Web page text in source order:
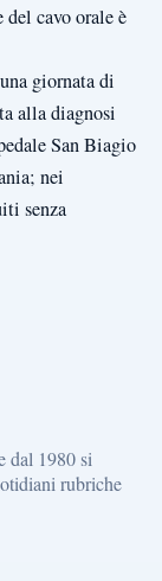
cavo orale è
giornata di
alla diagnosi
San Biagio
nei
senza
dal 1980 si
rubriche